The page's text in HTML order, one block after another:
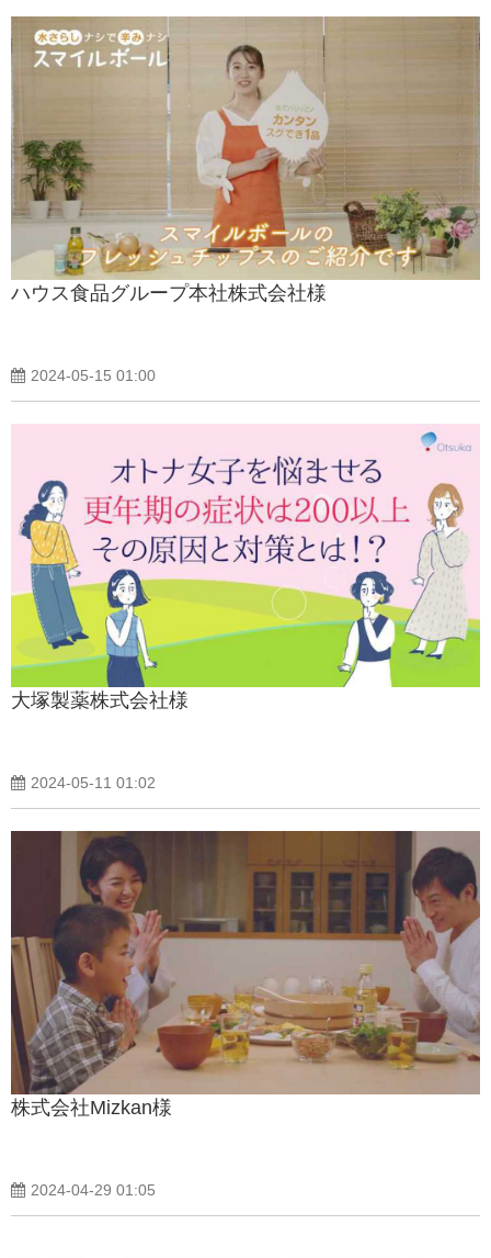
ハウス食品グループ本社株式会社様
2024-05-15 01:00
大塚製薬株式会社様
2024-05-11 01:02
株式会社Mizkan様
2024-04-29 01:05